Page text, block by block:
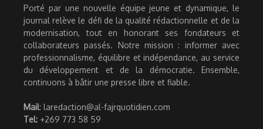
Porté par une nouvelle équipe jeune et dynamique, le
journal relève le défi de la qualité rédactionnelle et de la
modernisation, tout en honorant ses fondateurs et
collaborateurs passés. Notre mission : informer avec
professionnalisme, équilibre et indépendance, au service
du développement et de la démocratie. Ensemble,
continuons à bâtir une presse libre et fiable.
Mail: laredaction@al-fajrquotidien.com
Tel: +269 773 58 59